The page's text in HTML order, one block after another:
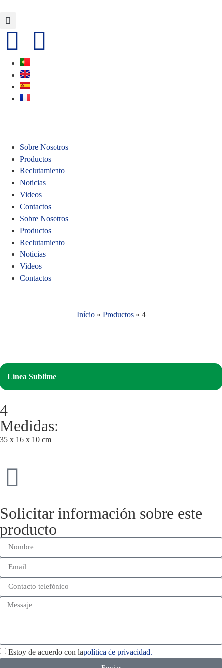
Sobre Nosotros
Productos
Reclutamiento
Noticias
Videos
Contactos
Sobre Nosotros
Productos
Reclutamiento
Noticias
Videos
Contactos
Início» Productos» 4
Línea Sublime
4
Medidas:
35 x 16 x 10 cm
Solicitar información sobre este
producto
Estoy de acuerdo con lapolítica de privacidad.